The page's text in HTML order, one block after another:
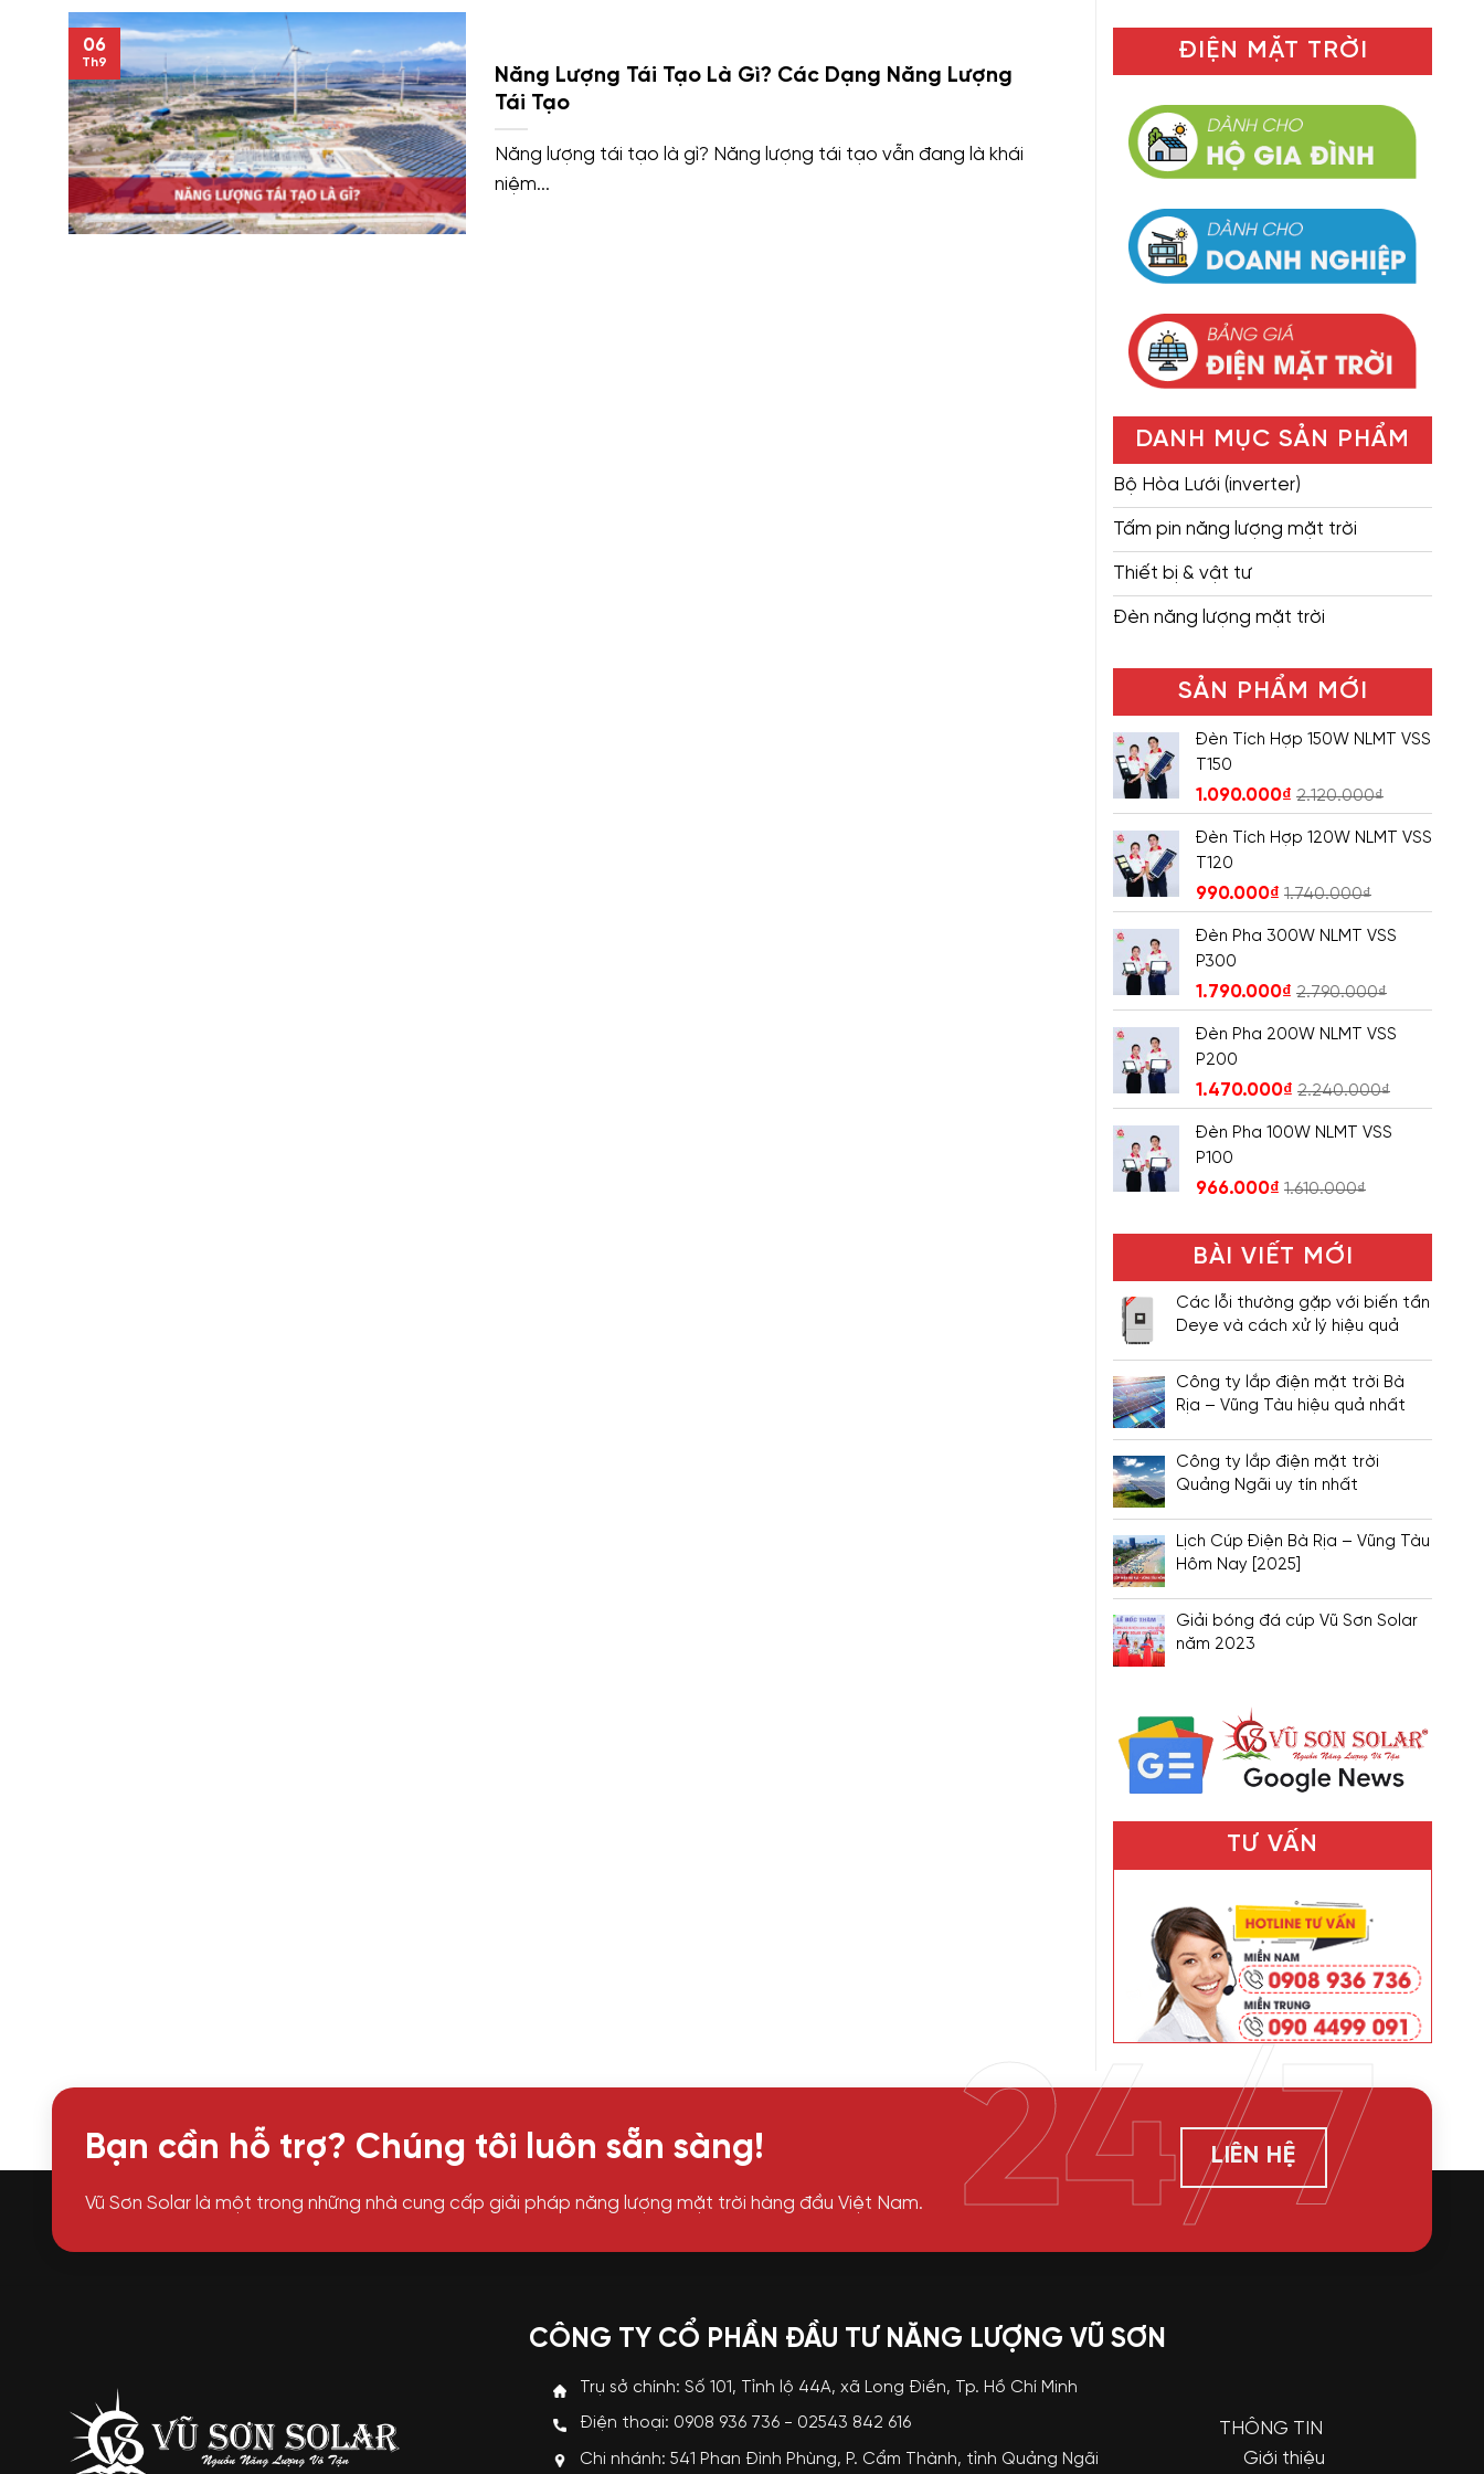
Năng Lượng Tái Tạo Là Gì? Các Dạng Năng Lượng
Tái Tạo
Năng lượng tái tạo là gì? Năng lượng tái tạo vẫn đang là khái
niệm...
06
Th9 ĐIỆN MẶT TRỜI
DANH MỤC SẢN PHẨM
Bộ Hòa Lưới (inverter)
Tấm pin năng lượng mặt trời
Thiết bị & vật tư
Đèn năng lượng mặt trời
SẢN PHẨM MỚI
Đèn Tích Hợp 150W NLMT VSS
T150
1.090.000₫ 2.120.000₫
Đèn Tích Hợp 120W NLMT VSS
T120
990.000₫ 1.740.000₫
Đèn Pha 300W NLMT VSS
P300
1.790.000₫ 2.790.000₫
Đèn Pha 200W NLMT VSS
P200
1.470.000₫ 2.240.000₫
Đèn Pha 100W NLMT VSS
P100
966.000₫ 1.610.000₫
BÀI VIẾT MỚI
Các lỗi thường gặp với biến tần
Deye và cách xử lý hiệu quả
Công ty lắp điện mặt trời Bà
Rịa – Vũng Tàu hiệu quả nhất
Công ty lắp điện mặt trời
Quảng Ngãi uy tín nhất
Lịch Cúp Điện Bà Rịa – Vũng Tàu
Hôm Nay [2025]
Giải bóng đá cúp Vũ Sơn Solar
năm 2023
TƯ VẤN
Bạn cần hỗ trợ? Chúng tôi luôn sẵn sàng!
Vũ Sơn Solar là một trong những nhà cung cấp giải pháp năng lượng mặt trời hàng đầu Việt Nam.
LIÊN HỆ
24/7
CÔNG TY CỔ PHẦN ĐẦU TƯ NĂNG LƯỢNG VŨ SƠN
Trụ sở chính: Số 101, Tỉnh lộ 44A, xã Long Điền, Tp. Hồ Chí Minh
Điện thoại: 0908 936 736 - 02543 842 616
Chi nhánh: 541 Phan Đình Phùng, P. Cẩm Thành, tỉnh Quảng Ngãi
THÔNG TIN
Giới thiệu